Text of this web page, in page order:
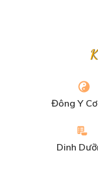
Đông Y
Dinh